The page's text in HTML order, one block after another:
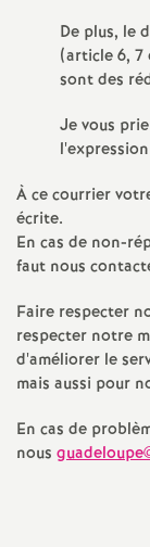
De plus, le
(article 6, 7
sont des
Je vous
À ce courrier
écrite.
En cas de non-
faut nous
Faire respecter
respecter notre
d'améliorer le
mais aussi pour
En cas de
nous